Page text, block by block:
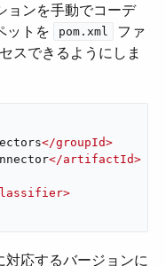
ョンを手動でコーデ
トを
pom.xml
​ ファ
スできるようにしま
</groupId>
</artifactId>
>
対応するバージョンに